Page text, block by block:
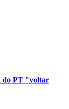
do PT "voltar